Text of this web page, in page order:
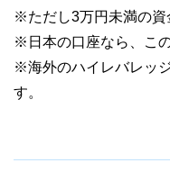
※ただし3万円未満の資
※日本の口座なら、こ
※海外のハイレバレッ
す。